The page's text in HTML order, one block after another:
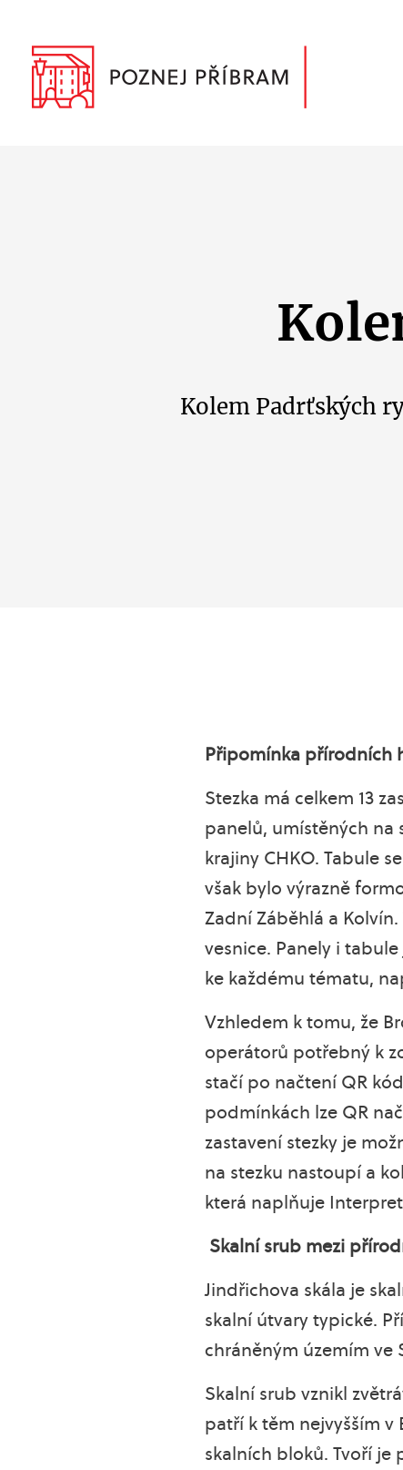
Kolem Padrťských
Připomínka přírodních
Stezka má celkem 13
panelů, umístěných na
krajiny CHKO. Tabule
však bylo výrazně
Zadní Záběhlá a
vesnice. Panely i
ke každému tématu,
Vzhledem k tomu, že
operátorů potřebný k
stačí po načtení QR
podmínkách lze QR
zastavení stezky je
na stezku nastoupí a
která naplňuje
Skalní srub mezi
Jindřichova skála je
skalní útvary typické.
chráněným územím ve
Skalní srub vznikl
patří k těm nejvyšším
skalních bloků. Tvoří